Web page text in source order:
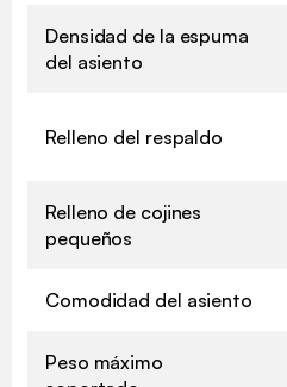
Densidad de la espuma
del asiento
Relleno del respaldo
Relleno de cojines
pequeños
Comodidad del asiento
Peso máximo